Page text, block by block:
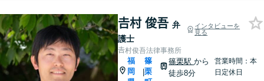
𠮷村 俊吾 弁
護士
インタビューを
見る
𠮷村俊吾法律事務所
福
岡
|
篠
栗
篠栗駅から
徒歩8分
営業時間：本
日定休日